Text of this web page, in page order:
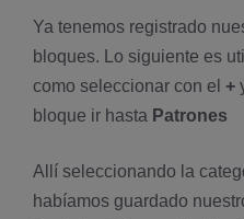
Ya tenemos registrado
bloques. Lo siguiente es
como seleccionar con el +
bloque ir hasta Patrones
Allí seleccionando la
habíamos guardado